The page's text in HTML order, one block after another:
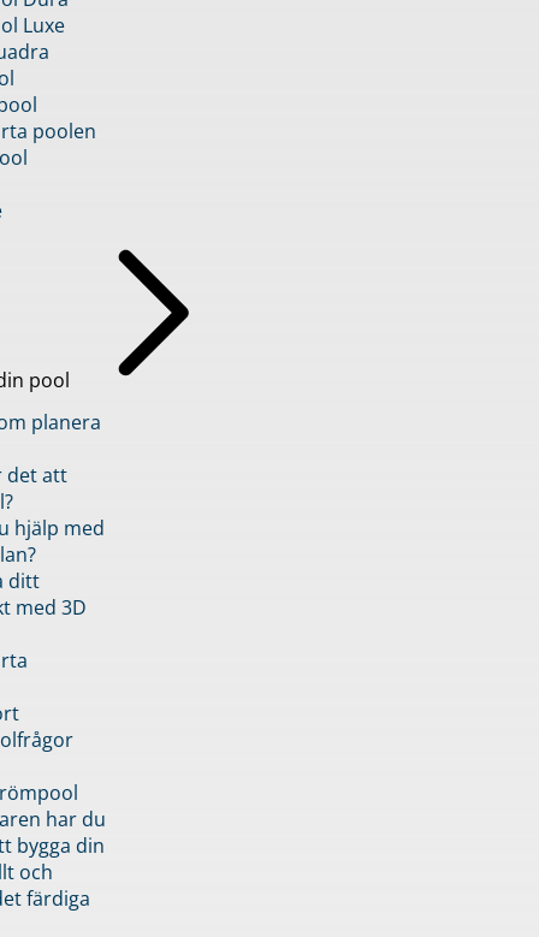
Luxe
poolen
pool
planera
det att
hjälp med
ditt
med 3D
har du
bygga din
och
färdiga